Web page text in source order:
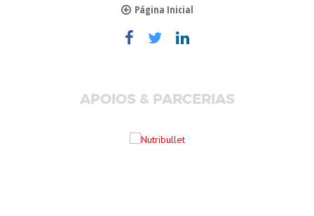
Página Inicial
APOIOS & PARCERIAS